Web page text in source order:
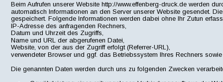
Beim Aufrufen unserer Website http://www.effenberg-druck.de werden
automatisch Informationen an den Server unserer Website gesendet.
gespeichert. Folgende Informationen werden dabei ohne Ihr Zutun
IP-Adresse des anfragenden Rechners,
Datum und Uhrzeit des Zugriffs,
Name und URL der abgerufenen Datei,
Website, von der aus der Zugriff erfolgt (Referrer-URL),
verwendeter Browser und ggf. das Betriebssystem Ihres Rechners
Die genannten Daten werden durch uns zu folgenden Zwecken